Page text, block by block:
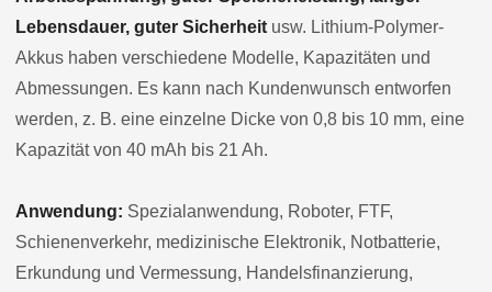
Lebensdauer, guter Sicherheit usw. Lithium-Polymer-
Akkus haben verschiedene Modelle, Kapazitäten und
Abmessungen. Es kann nach Kundenwunsch entworfen
werden, z. B. eine einzelne Dicke von 0,8 bis 10 mm, eine
Kapazität von 40 mAh bis 21 Ah.
Anwendung: Spezialanwendung, Roboter, FTF,
Schienenverkehr, medizinische Elektronik, Notbatterie,
Erkundung und Vermessung, Handelsfinanzierung,